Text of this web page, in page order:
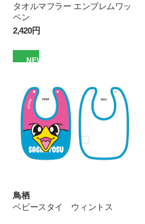
タオルマフラー エンブレムワッ
ペン
2,420円
NEW
鳥栖
ベビースタイ ウィントス